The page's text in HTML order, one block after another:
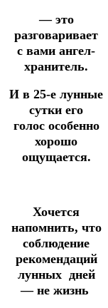
— это
разговаривает
с вами ангел-
хранитель.
И в 25-е лунные
сутки его
голос особенно
хорошо
ощущается.
Хочется
напомнить, что
соблюдение
рекомендаций
лунных дней
— не жизнь